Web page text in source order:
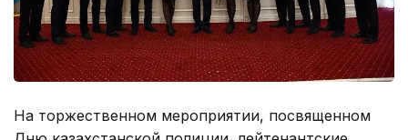
На торжественном мероприятии, посвященном